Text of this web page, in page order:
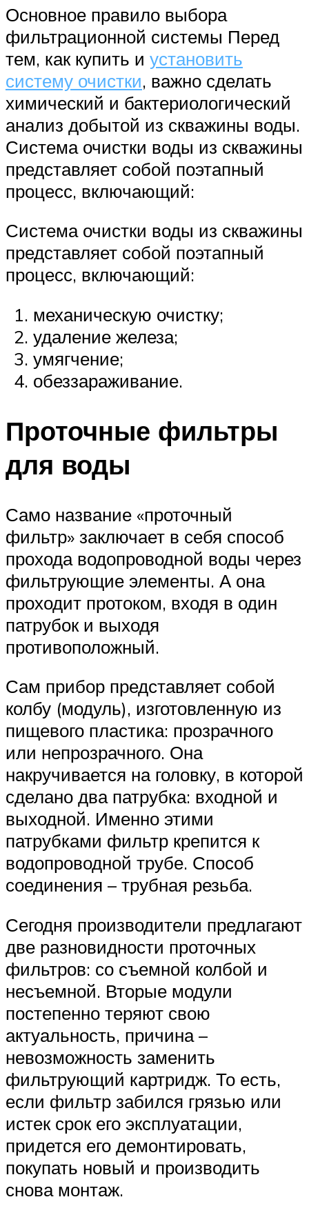
Основное правило выбора
фильтрационной системы Перед
тем, как купить и установить
систему очистки, важно сделать
химический и бактериологический
анализ добытой из скважины воды.
Система очистки воды из скважины
представляет собой поэтапный
процесс, включающий:
Система очистки воды из скважины
представляет собой поэтапный
процесс, включающий:
механическую очистку;
удаление железа;
умягчение;
обеззараживание.
Проточные фильтры
для воды
Само название «проточный
фильтр» заключает в себя способ
прохода водопроводной воды через
фильтрующие элементы. А она
проходит протоком, входя в один
патрубок и выходя
противоположный.
Сам прибор представляет собой
колбу (модуль), изготовленную из
пищевого пластика: прозрачного
или непрозрачного. Она
накручивается на головку, в которой
сделано два патрубка: входной и
выходной. Именно этими
патрубками фильтр крепится к
водопроводной трубе. Способ
соединения – трубная резьба.
Сегодня производители предлагают
две разновидности проточных
фильтров: со съемной колбой и
несъемной. Вторые модули
постепенно теряют свою
актуальность, причина –
невозможность заменить
фильтрующий картридж. То есть,
если фильтр забился грязью или
истек срок его эксплуатации,
придется его демонтировать,
покупать новый и производить
снова монтаж.